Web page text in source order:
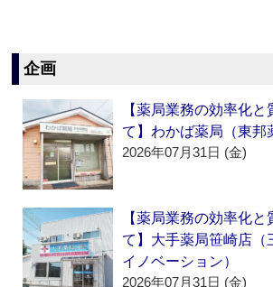
企画
【薬局業務の効率化
て】わかば薬局（東邦
2026年07月31日 (金)
【薬局業務の効率化
て】大手薬局笹崎店（
イノベーション）
2026年07月31日 (金)